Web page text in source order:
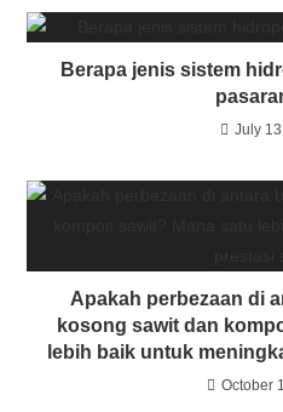
Berapa jenis sistem
July
Apakah perbezaan di
kosong sawit dan
lebih baik untuk
October